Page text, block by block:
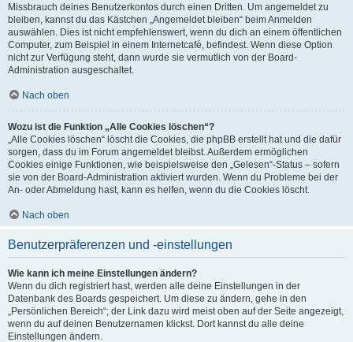
Missbrauch deines Benutzerkontos durch einen Dritten. Um angemeldet zu
bleiben, kannst du das Kästchen „Angemeldet bleiben“ beim Anmelden
auswählen. Dies ist nicht empfehlenswert, wenn du dich an einem öffentlichen
Computer, zum Beispiel in einem Internetcafé, befindest. Wenn diese Option
nicht zur Verfügung steht, dann wurde sie vermutlich von der Board-
Administration ausgeschaltet.
Nach oben
Wozu ist die Funktion „Alle Cookies löschen“?
„Alle Cookies löschen“ löscht die Cookies, die phpBB erstellt hat und die dafür
sorgen, dass du im Forum angemeldet bleibst. Außerdem ermöglichen
Cookies einige Funktionen, wie beispielsweise den „Gelesen“-Status – sofern
sie von der Board-Administration aktiviert wurden. Wenn du Probleme bei der
An- oder Abmeldung hast, kann es helfen, wenn du die Cookies löscht.
Nach oben
Benutzerpräferenzen und -einstellungen
Wie kann ich meine Einstellungen ändern?
Wenn du dich registriert hast, werden alle deine Einstellungen in der
Datenbank des Boards gespeichert. Um diese zu ändern, gehe in den
„Persönlichen Bereich“; der Link dazu wird meist oben auf der Seite angezeigt,
wenn du auf deinen Benutzernamen klickst. Dort kannst du alle deine
Einstellungen ändern.